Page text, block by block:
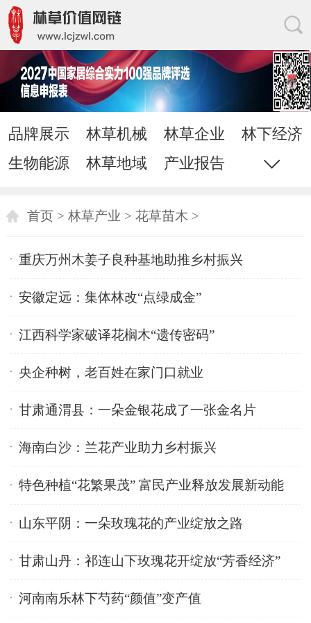
品牌展示 林草机械 林草企业
林下经济
生物能源
林草地域 产业报告
花草苗木
首页 > 林草产业 > 花草苗木 >
重庆万州木姜子良种基地助推乡村振兴
安徽定远：集体林改“点绿成金”
江西科学家破译花榈木“遗传密码”
央企种树，老百姓在家门口就业
甘肃通渭县：一朵金银花成了一张金名片
海南白沙：兰花产业助力乡村振兴
特色种植“花繁果茂” 富民产业释放发展新动能
山东平阴：一朵玫瑰花的产业绽放之路
甘肃山丹：祁连山下玫瑰花开绽放“芳香经济”
河南南乐林下芍药“颜值”变产值